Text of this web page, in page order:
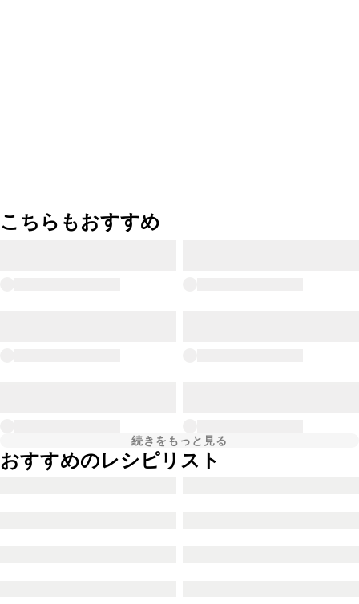
こちらもおすすめ
続きをもっと見る
おすすめのレシピリスト